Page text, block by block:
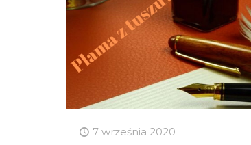
7 września 2020